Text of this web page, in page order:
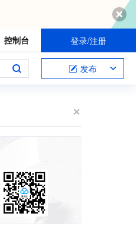
控制台 登录/注册
发布